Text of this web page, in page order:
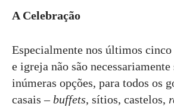
A Celebração
Especialmente nos últimos cinco
e igreja não são
inúmeras opções, para todos os
casais –buffets, sítios, castelos,